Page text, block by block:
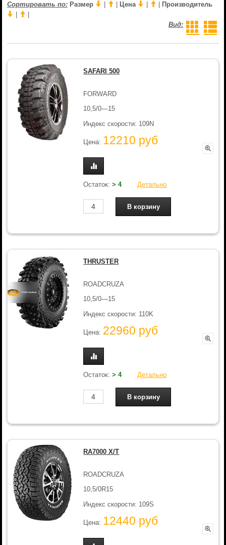
Сортировать по: Размер Цена
Производитель
Вид:
SAFARI 500
FORWARD
10,5/0—15
Индекс скорости: 109N
Цена: 12210 руб
Остаток:> 4 Детально
THRUSTER
ROADCRUZA
10,5/0—15
Индекс скорости: 110K
Цена: 22960 руб
Остаток:> 4 Детально
RA7000 X/T
ROADCRUZA
10,5/0R15
Индекс скорости: 109S
Цена: 12440 руб